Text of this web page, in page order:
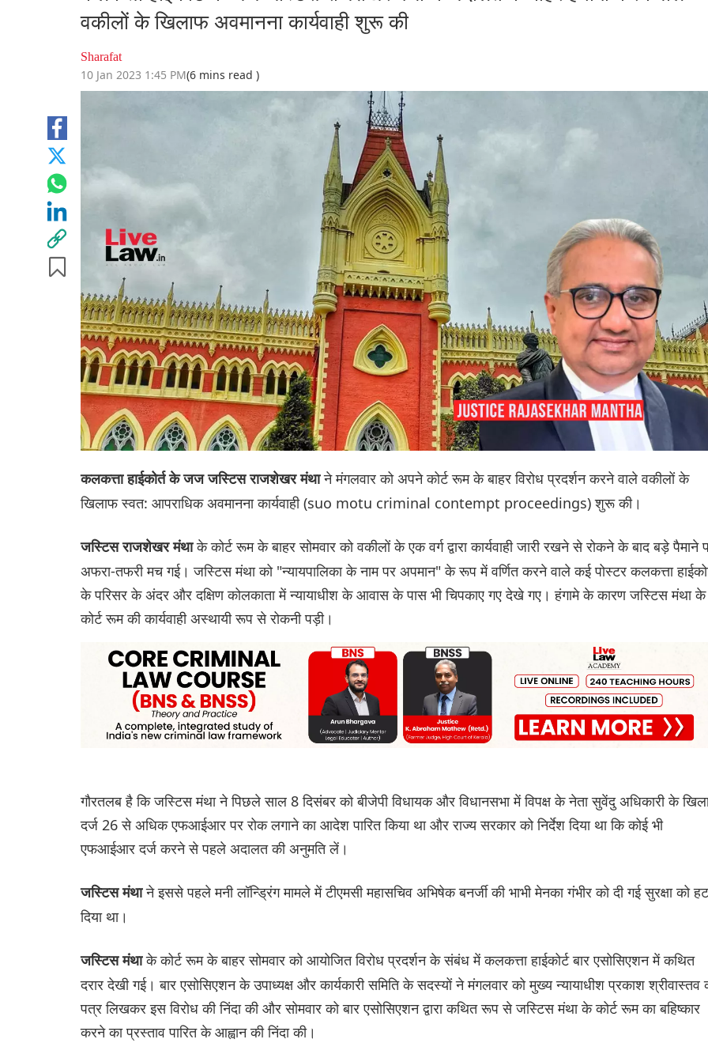
वकीलों के खिलाफ अवमानना कार्यवाही शुरू की
Sharafat
10 Jan 2023 1:45 PM(6 mins read )
कलकत्ता हाईकोर्त के जज जस्टिस राजशेखर मंथाने मंगलवार को अपने कोर्ट रूम के बाहर विरोध प्रदर्शन करने वाले वकीलों के
खिलाफ स्वत: आपराधिक अवमानना ​​​​कार्यवाही (suo motu criminal contempt proceedings) शुरू की।
जस्टिस राजशेखर मंथाके कोर्ट रूम के बाहर सोमवार को वकीलों के एक वर्ग द्वारा कार्यवाही जारी रखने से रोकने के बाद बड़े पैमाने
अफरा-तफरी मच गई। जस्टिस मंथा को "न्यायपालिका के नाम पर अपमान" के रूप में वर्णित करने वाले कई पोस्टर कलकत्ता
के परिसर के अंदर और दक्षिण कोलकाता में न्यायाधीश के आवास के पास भी चिपकाए गए देखे गए। हंगामे के कारण जस्टिस मंथा के
कोर्ट रूम की कार्यवाही अस्थायी रूप से रोकनी पड़ी।
गौरतलब है कि जस्टिस मंथा ने पिछले साल 8 दिसंबर को बीजेपी विधायक और विधानसभा में विपक्ष के नेता सुवेंदु अधिकारी के
दर्ज 26 से अधिक एफआईआर पर रोक लगाने का आदेश पारित किया था और राज्य सरकार को निर्देश दिया था कि कोई भी
एफआईआर दर्ज करने से पहले अदालत की अनुमति लें।
जस्टिस मंथाने इससे पहले मनी लॉन्ड्रिंग मामले में टीएमसी महासचिव अभिषेक बनर्जी की भाभी मेनका गंभीर को दी गई सुरक्षा को
दिया था।
जस्टिस मंथाके कोर्ट रूम के बाहर सोमवार को आयोजित विरोध प्रदर्शन के संबंध में कलकत्ता हाईकोर्ट बार एसोसिएशन में कथित
दरार देखी गई। बार एसोसिएशन के उपाध्यक्ष और कार्यकारी समिति के सदस्यों ने मंगलवार को मुख्य न्यायाधीश प्रकाश श्रीवास्तव
पत्र लिखकर इस विरोध की निंदा की और सोमवार को बार एसोसिएशन द्वारा कथित रूप से जस्टिस मंथा के कोर्ट रूम का बहिष्कार
करने का प्रस्ताव पारित के आह्वान की निंदा की।